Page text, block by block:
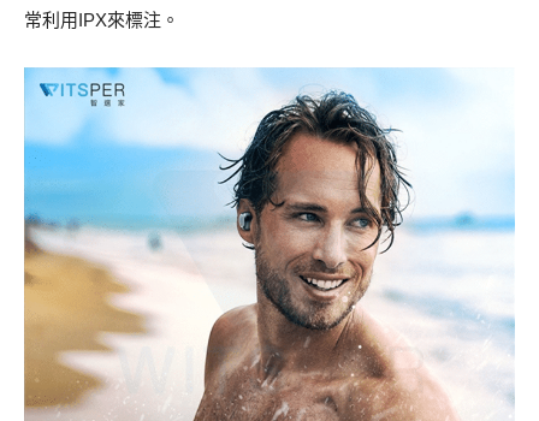
常利用IPX來標注。